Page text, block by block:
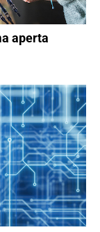
aperta